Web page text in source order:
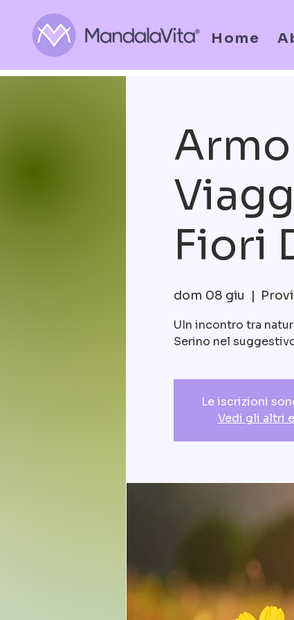
Home
Fiori
dom 08 giu
  |
UIn incontro tra
Serino nel
Le iscrizioni
Vedi gli altri